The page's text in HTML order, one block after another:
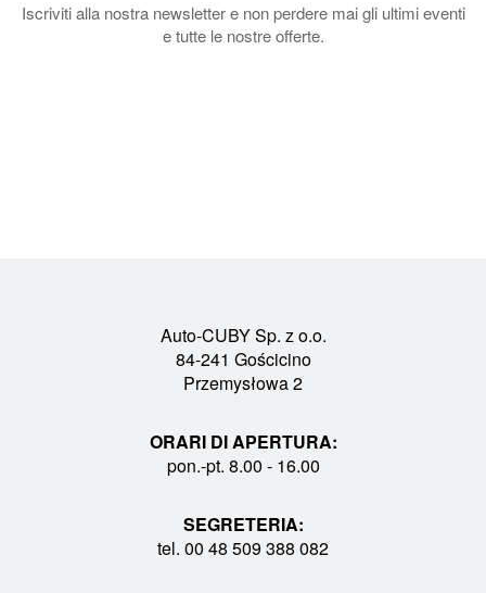
Iscriviti alla nostra newsletter e non perdere mai gli ultimi eventi
e tutte le nostre offerte.
Auto-CUBY Sp. z o.o.
84-241 Gościcino
Przemysłowa 2
ORARI DI APERTURA:
pon.-pt. 8.00 - 16.00
SEGRETERIA:
tel. 00 48 509 388 082